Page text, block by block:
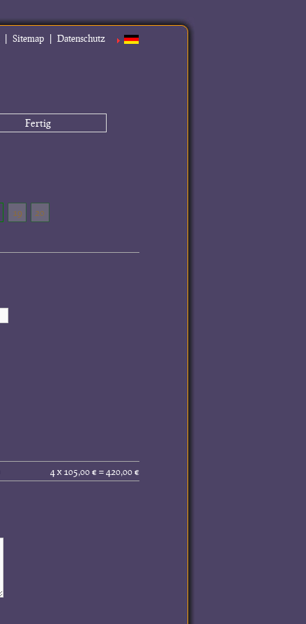
| Sitemap | Datenschutz
Fertig
19 20
4 x 105,00 € = 420,00 €(inkl.